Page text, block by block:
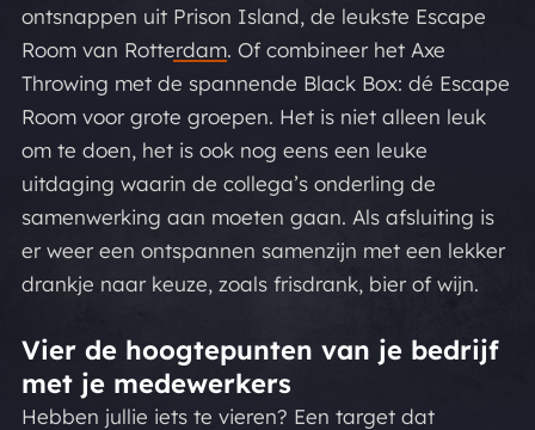
ontsnappen uit Prison Island, de leukste Escape
Room van Rotterdam. Of combineer het Axe
Throwing met de spannende Black Box: dé Escape
Room voor grote groepen. Het is niet alleen leuk
om te doen, het is ook nog eens een leuke
uitdaging waarin de collega’s onderling de
samenwerking aan moeten gaan. Als afsluiting is
er weer een ontspannen samenzijn met een lekker
drankje naar keuze, zoals frisdrank, bier of wijn.
Vier de hoogtepunten van je bedrijf
met je medewerkers
Hebben jullie iets te vieren? Een target dat